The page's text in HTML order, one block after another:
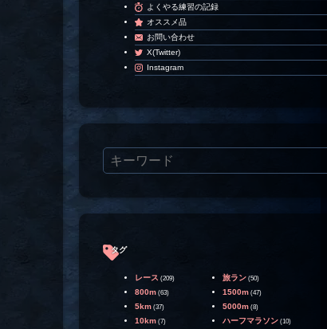
よくやる練習の記録
オススメ品
お問い合わせ
X(Twitter)
Instagram
タグ
レース (209) 旅ラン (50)
800m (63) 1500m (47)
5km (37) 5000m (8)
10km (7) ハーフマラソン (10)